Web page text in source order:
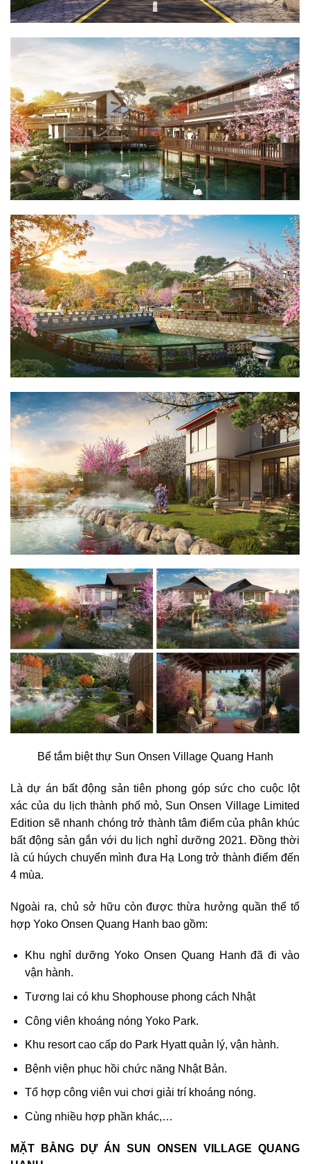
Bể tắm biệt thự Sun Onsen Village Quang Hanh
Là dự án bất động sản tiên phong góp sức cho cuộc lột
xác của du lịch thành phố mỏ, Sun Onsen Village Limited
Edition sẽ nhanh chóng trở thành tâm điểm của phân khúc
bất động sản gắn với du lịch nghỉ dưỡng 2021. Đồng thời
là cú húych chuyển mình đưa Hạ Long trở thành điểm đến
4 mùa.
Ngoài ra, chủ sở hữu còn được thừa hưởng quần thể tổ
hợp Yoko Onsen Quang Hanh bao gồm:
Khu nghỉ dưỡng Yoko Onsen Quang Hanh đã đi vào
vận hành.
Tương lai có khu Shophouse phong cách Nhật
Công viên khoáng nóng Yoko Park.
Khu resort cao cấp do Park Hyatt quản lý, vận hành.
Bệnh viện phục hồi chức năng Nhật Bản.
Tổ hợp công viên vui chơi giải trí khoáng nóng.
Cùng nhiều hợp phần khác,…
MẶT BẰNG DỰ ÁN SUN ONSEN VILLAGE QUANG